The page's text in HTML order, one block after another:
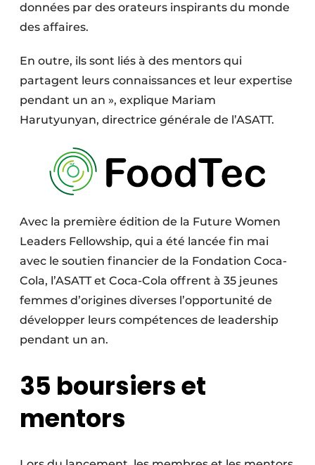
données par des orateurs inspirants du monde
des affaires.
En outre, ils sont liés à des mentors qui
partagent leurs connaissances et leur expertise
pendant un an », explique Mariam
Harutyunyan, directrice générale de l’ASATT.
Avec la première édition de la Future Women
Leaders Fellowship, qui a été lancée fin mai
avec le soutien financier de la Fondation Coca-
Cola, l’ASATT et Coca-Cola offrent à 35 jeunes
femmes d’origines diverses l’opportunité de
développer leurs compétences de leadership
pendant un an.
35 boursiers et
mentors